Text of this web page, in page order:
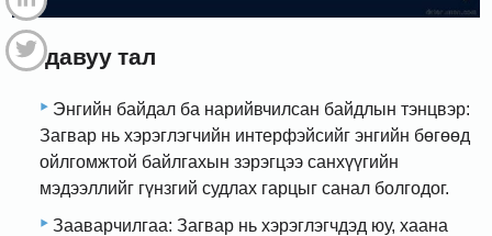
5.1 давуу тал
Энгийн байдал ба нарийвчилсан байдлын тэнцвэр:
Загвар нь хэрэглэгчийн интерфэйсийг энгийн бөгөөд
ойлгомжтой байлгахын зэрэгцээ санхүүгийн
мэдээллийг гүнзгий судлах гарцыг санал болгодог.
Зааварчилгаа: Загвар нь хэрэглэгчдэд юу, хаана